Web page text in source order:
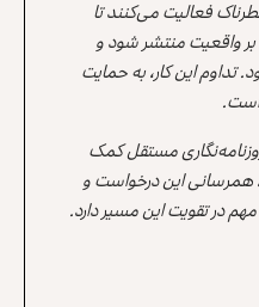
فعالیت می‌کنند تا
واقعیت منتشر شود و
تداوم این کار، به حمایت
مستقل کمک
همرسانی این درخواست و
در تقویت این مسیر دارد.